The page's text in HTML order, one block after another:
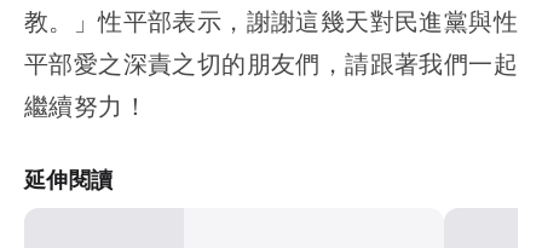
教。」性平部表示，謝謝這幾天對民進黨與性
平部愛之深責之切的朋友們，請跟著我們一起
繼續努力！
延伸閱讀